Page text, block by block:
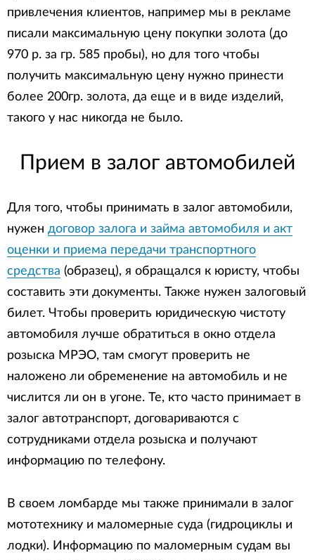
привлечения клиентов, например мы в рекламе
писали максимальную цену покупки золота (до
970 р. за гр. 585 пробы), но для того чтобы
получить максимальную цену нужно принести
более 200гр. золота, да еще и в виде изделий,
такого у нас никогда не было.
Прием в залог автомобилей
Для того, чтобы принимать в залог автомобили,
нужен договор залога и займа автомобиля и акт
оценки и приема передачи транспортного
средства (образец), я обращался к юристу, чтобы
составить эти документы. Также нужен залоговый
билет. Чтобы проверить юридическую чистоту
автомобиля лучше обратиться в окно отдела
розыска МРЭО, там смогут проверить не
наложено ли обременение на автомобиль и не
числится ли он в угоне. Те, кто часто принимает в
залог автотранспорт, договариваются с
сотрудниками отдела розыска и получают
информацию по телефону.
В своем ломбарде мы также принимали в залог
мототехнику и маломерные суда (гидроциклы и
лодки). Информацию по маломерным судам вы